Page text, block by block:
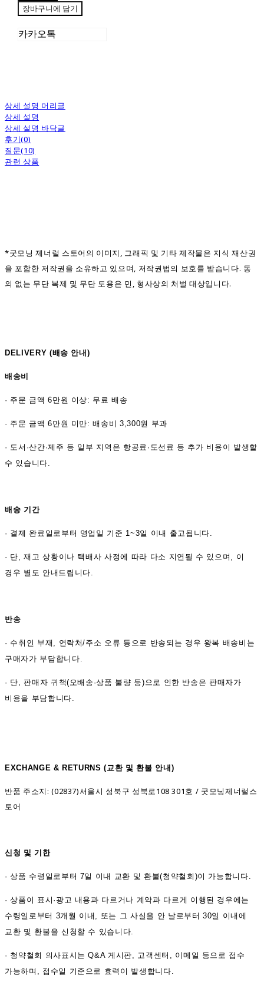
장바구니에 담기
카카오톡
상세 설명 머리글
상세 설명
상세 설명 바닥글
후기(0)
질문(10)
관련 상품
*굿모닝 제너럴 스토어의 이미지, 그래픽 및 기타 제작물은 지식 재산권
을 포함한 저작권을 소유하고 있으며, 저작권법의 보호를 받습니다. 동
의 없는 무단 복제 및 무단 도용은 민, 형사상의 처벌 대상입니다.
DELIVERY (배송 안내)
배송비
· 주문 금액 6만원 이상: 무료 배송
· 주문 금액 6만원 미만: 배송비 3,300원 부과
· 도서·산간·제주 등 일부 지역은 항공료·도선료 등 추가 비용이 발생할
수 있습니다.
배송 기간
· 결제 완료일로부터 영업일 기준 1~3일 이내 출고됩니다.
· 단, 재고 상황이나 택배사 사정에 따라 다소 지연될 수 있으며, 이
경우 별도 안내드립니다.
반송
· 수취인 부재, 연락처/주소 오류 등으로 반송되는 경우 왕복 배송비는
구매자가 부담합니다.
· 단, 판매자 귀책(오배송·상품 불량 등)으로 인한 반송은 판매자가
비용을 부담합니다.
EXCHANGE & RETURNS (교환 및 환불 안내)
반품 주소지: (02837)서울시 성북구 성북로108 301호 / 굿모닝제너럴스
토어
신청 및 기한
·상품 수령일로부터 7일 이내 교환 및 환불(청약철회)이 가능합니다.
·상품이 표시·광고 내용과 다르거나 계약과 다르게 이행된 경우에는
수령일로부터 3개월 이내, 또는 그 사실을 안 날로부터 30일 이내에
교환 및 환불을 신청할 수 있습니다.
· 청약철회 의사표시는 Q&A 게시판, 고객센터, 이메일 등으로 접수
가능하며, 접수일 기준으로 효력이 발생합니다.